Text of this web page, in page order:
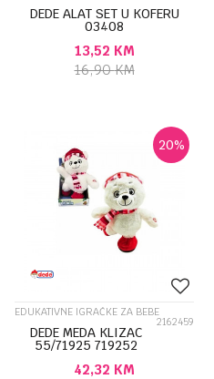
DEDE ALAT SET U KOFERU
03408
13,52 KM
16,90KM
20%
EDUKATIVNE IGRAČKE ZA BEBE
2162459
DEDE MEDA KLIZAC
55/71925 719252
42,32 KM